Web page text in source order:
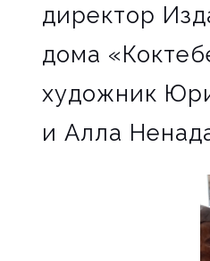
директор
дома
художник
и Алла